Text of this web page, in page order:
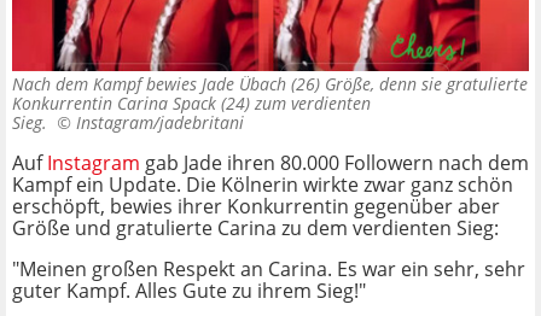
Nach dem Kampf bewies Jade Übach (26) Größe, denn sie gratulierte
Konkurrentin Carina Spack (24) zum verdienten
Sieg. © Instagram/jadebritani
AufInstagram gab Jade ihren 80.000 Followern nach dem
Kampf ein Update. Die Kölnerin wirkte zwar ganz schön
erschöpft, bewies ihrer Konkurrentin gegenüber aber
Größe und gratulierte Carina zu dem verdienten Sieg:
"Meinen großen Respekt an Carina. Es war ein sehr, sehr
guter Kampf. Alles Gute zu ihrem Sieg!"